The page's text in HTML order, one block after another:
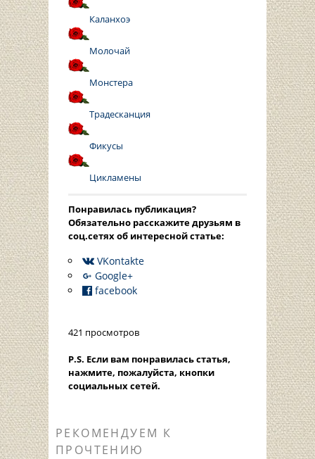
Каланхоэ
Молочай
Монстера
Традесканция
Фикусы
Цикламены
Понравилась публикация?
Oбязательно расскажите друзьям в
соц.сетях об интересной статье:
VKontakte
Google+
facebook
421 просмотров
P.S. Если вам понравилась статья,
нажмите, пожалуйста, кнопки
социальных сетей.
РЕКОМЕНДУЕМ К
ПРОЧТЕНИЮ